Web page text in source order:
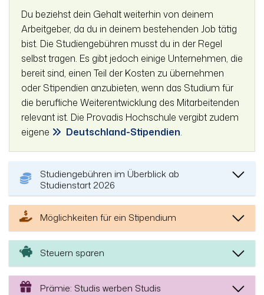
Du beziehst dein Gehalt weiterhin von deinem
Arbeitgeber, da du in deinem bestehenden Job tätig
bist. Die Studiengebühren musst du in der Regel
selbst tragen. Es gibt jedoch einige Unternehmen, die
bereit sind, einen Teil der Kosten zu übernehmen
oder Stipendien anzubieten, wenn das Studium für
die berufliche Weiterentwicklung des Mitarbeitenden
relevant ist. Die Provadis Hochschule vergibt zudem
eigene
Deutschland-Stipendien.
Studiengebühren im Überblick ab
Studienstart 2026
Möglichkeiten für ein Stipendium
Steuern sparen
Prämie: Studis werben Studis